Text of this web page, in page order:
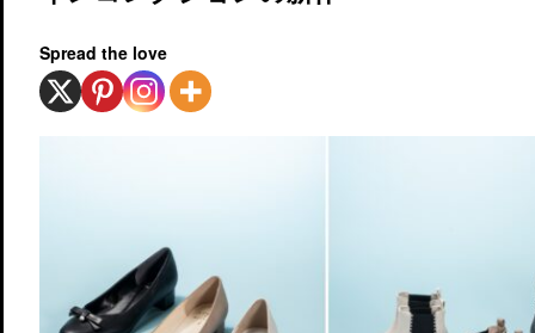
Spread the love